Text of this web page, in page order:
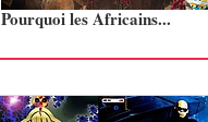
Pourquoi les Africains...